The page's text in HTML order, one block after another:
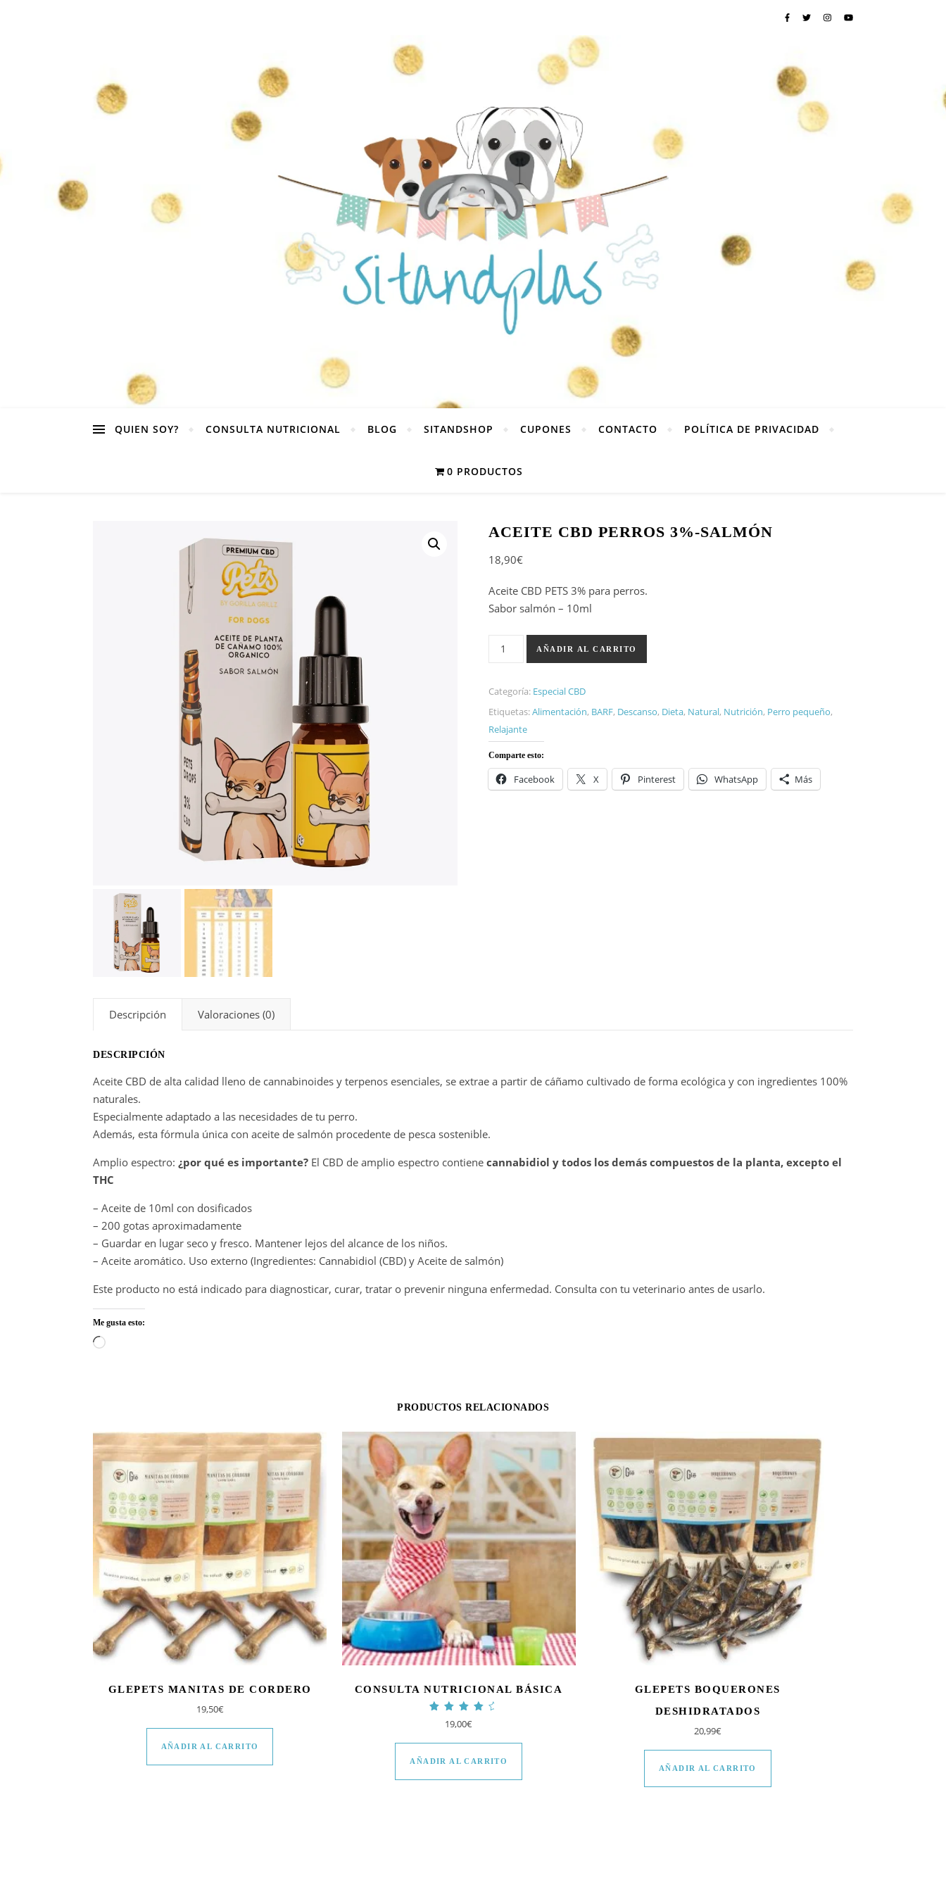
QUIEN SOY? CONSULTA NUTRICIONAL BLOG SITANDSHOP CUPONES CONTACTO POLÍTICA DE PRIVACIDAD
0 PRODUCTOS
ACEITE CBD PERROS 3%-SALMÓN
18,90€
Aceite CBD PETS 3% para perros.
Sabor salmón – 10ml
Aceite CBD Perros 3%-Salmón cantidad
AÑADIR AL CARRITO
Categoría: Especial CBD
Etiquetas:Alimentación, BARF, Descanso, Dieta, Natural, Nutrición, Perro pequeño,
Relajante
Comparte esto:
Facebook X Pinterest WhatsApp Más
Descripción Valoraciones (0)
DESCRIPCIÓN
Aceite CBD de alta calidad lleno de cannabinoides y terpenos esenciales, se extrae a partir de cáñamo cultivado de forma ecológica y con ingredientes 100%
naturales.
Especialmente adaptado a las necesidades de tu perro.
Además, esta fórmula única con aceite de salmón procedente de pesca sostenible.
Amplio espectro: ¿por qué es importante? El CBD de amplio espectro contiene cannabidiol y todos los demás compuestos de la planta, excepto el
THC
– Aceite de 10ml con dosificados
– 200 gotas aproximadamente
– Guardar en lugar seco y fresco. Mantener lejos del alcance de los niños.
– Aceite aromático. Uso externo (Ingredientes: Cannabidiol (CBD) y Aceite de salmón)
Este producto no está indicado para diagnosticar, curar, tratar o prevenir ninguna enfermedad. Consulta con tu veterinario antes de usarlo.
Me gusta esto:
Cargando...
PRODUCTOS RELACIONADOS
GLEPETS MANITAS DE CORDERO
19,50€
AÑADIR AL CARRITO
CONSULTA NUTRICIONAL BÁSICA
Valorado con
4.63
de 5
19,00€
AÑADIR AL CARRITO
GLEPETS BOQUERONES
DESHIDRATADOS
20,99€
AÑADIR AL CARRITO